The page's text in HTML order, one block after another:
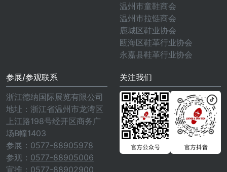
温州市童鞋商会
温州市拉链商会
鹿城区鞋业协会
瓯海区鞋革行业协会
永嘉县鞋革行业协会
参展/参观联系
浙江德纳国际展览有限公司
地址：浙江省温州市龙湾区
上江路198号经开区商务广
场B幢1403
参展： 0577-88905978
参观： 0577-88905006
宣推： 0577-88902900
关注我们